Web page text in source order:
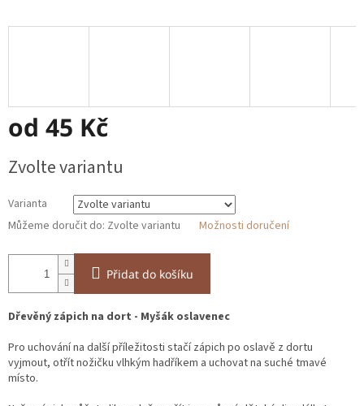
od 45 Kč
cena:
Zvolte variantu
Varianta
Můžeme doručit do: Zvolte variantu Možnosti doručení
Přidat do košíku
Dřevěný zápich na dort - Myšák oslavenec
Pro uchování na další příležitosti stačí zápich po oslavě z dortu
vyjmout, otřít nožičku vlhkým hadříkem a uchovat na suché tmavé
místo.